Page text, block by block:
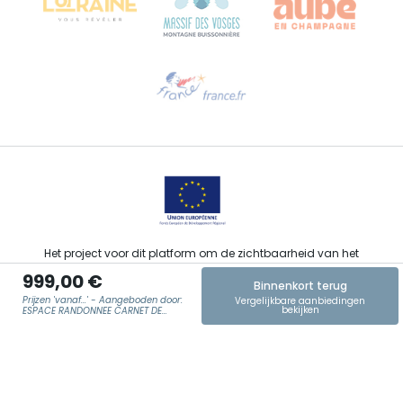
999,00 €
Prijzen 'vanaf...' - Aangeboden door:
ESPACE RANDONNEE CARNET DE
Binnenkort terug
Vergelijkbare aanbiedingen
bekijken
Stuur ons een e-mail
Het project voor dit platform om de zichtbaarheid van het
toeristisch, sportief, cultureel en wijntoeristisch aanbod van de
Grand Est te verbeteren werd gefinancierd door de EFRO in het
kader van de respons van de Europese Unie op de COVID-19-